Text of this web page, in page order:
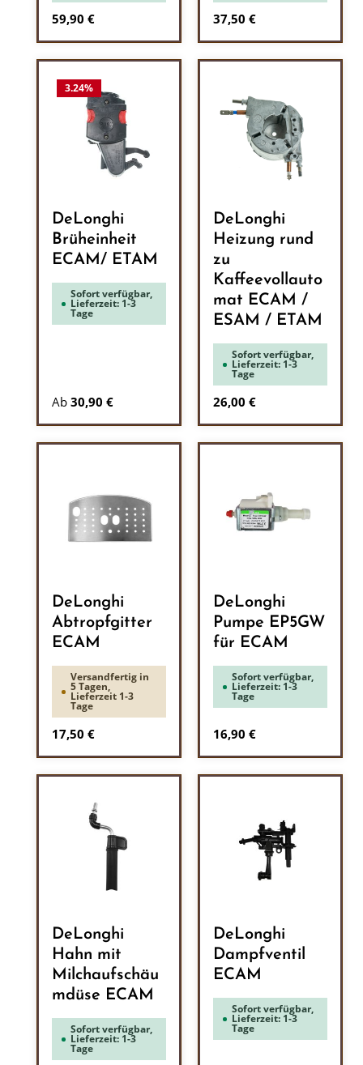
Regulärer Preis:
59,90 € Regulärer Preis:
37,50 €
3.24%
DeLonghi
Brüheinheit
ECAM/ ETAM
Sofort verfügbar,
Lieferzeit: 1-3
Tage
Ab 30,90 €
DeLonghi
Heizung rund
zu
Kaffeevollauto
mat ECAM /
ESAM / ETAM
Sofort verfügbar,
Lieferzeit: 1-3
Tage
Regulärer Preis:
26,00 €
DeLonghi
Abtropfgitter
ECAM
Versandfertig in
5 Tagen,
Lieferzeit 1-3
Tage
Regulärer Preis:
17,50 €
DeLonghi
Pumpe EP5GW
für ECAM
Sofort verfügbar,
Lieferzeit: 1-3
Tage
Regulärer Preis:
16,90 €
DeLonghi
Hahn mit
Milchaufschäu
mdüse ECAM
Sofort verfügbar,
Lieferzeit: 1-3
Tage
DeLonghi
Dampfventil
ECAM
Sofort verfügbar,
Lieferzeit: 1-3
Tage